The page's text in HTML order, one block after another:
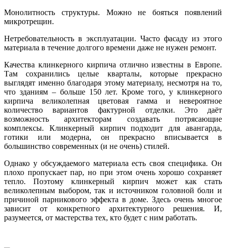
Монолитность структуры. Можно не бояться появлений
микротрещин.
Нетребовательность в эксплуатации. Часто фасаду из этого
материала в течение долгого времени даже не нужен ремонт.
Качества клинкерного кирпича отлично известны в Европе.
Там сохранились целые кварталы, которые прекрасно
выглядят именно благодаря этому материалу, несмотря на то,
что зданиям – больше 150 лет. Кроме того, у клинкерного
кирпича великолепная цветовая гамма и невероятное
количество вариантов фактурной отделки. Это даёт
возможность архитекторам создавать потрясающие
комплексы. Клинкерный кирпич подходит для авангарда,
готики или модерна, он прекрасно вписывается в
большинство современных (и не очень) стилей.
Однако у обсуждаемого материала есть своя специфика. Он
плохо пропускает пар, но при этом очень хорошо сохраняет
тепло. Поэтому клинкерный кирпич может как стать
великолепным выбором, так и источником головной боли и
причиной парникового эффекта в доме. Здесь очень многое
зависит от конкретного архитектурного решения. И,
разумеется, от мастерства тех, кто будет с ним работать.